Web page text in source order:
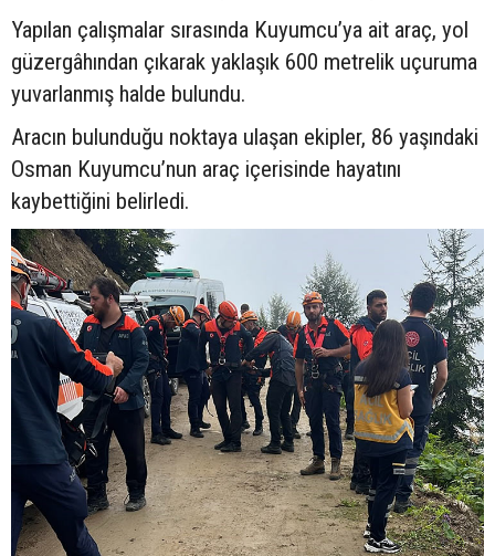
Yapılan çalışmalar sırasında Kuyumcu’ya ait araç, yol
güzergâhından çıkarak yaklaşık 600 metrelik uçuruma
yuvarlanmış halde bulundu.
Aracın bulunduğu noktaya ulaşan ekipler, 86 yaşındaki
Osman Kuyumcu’nun araç içerisinde hayatını
kaybettiğini belirledi.